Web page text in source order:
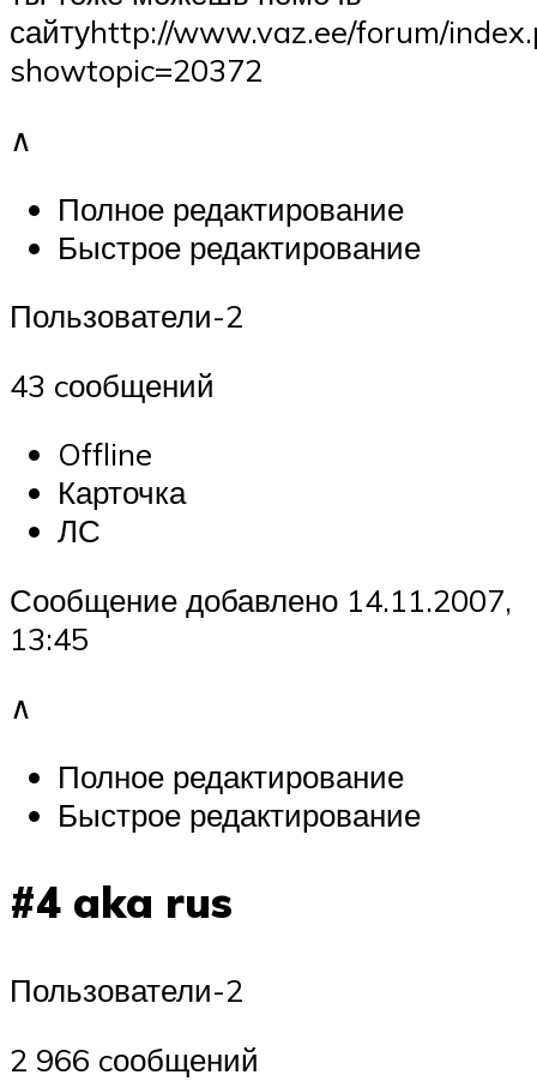
сайтуhttp://www.vaz.ee/forum/
showtopic=20372
∧
Полное редактирование
Быстрое редактирование
Пользователи-2
43 cообщений
Offline
Карточка
ЛС
Сообщение добавлено 14.11.2007,
13:45
∧
Полное редактирование
Быстрое редактирование
#4 aka rus
Пользователи-2
2 966 cообщений